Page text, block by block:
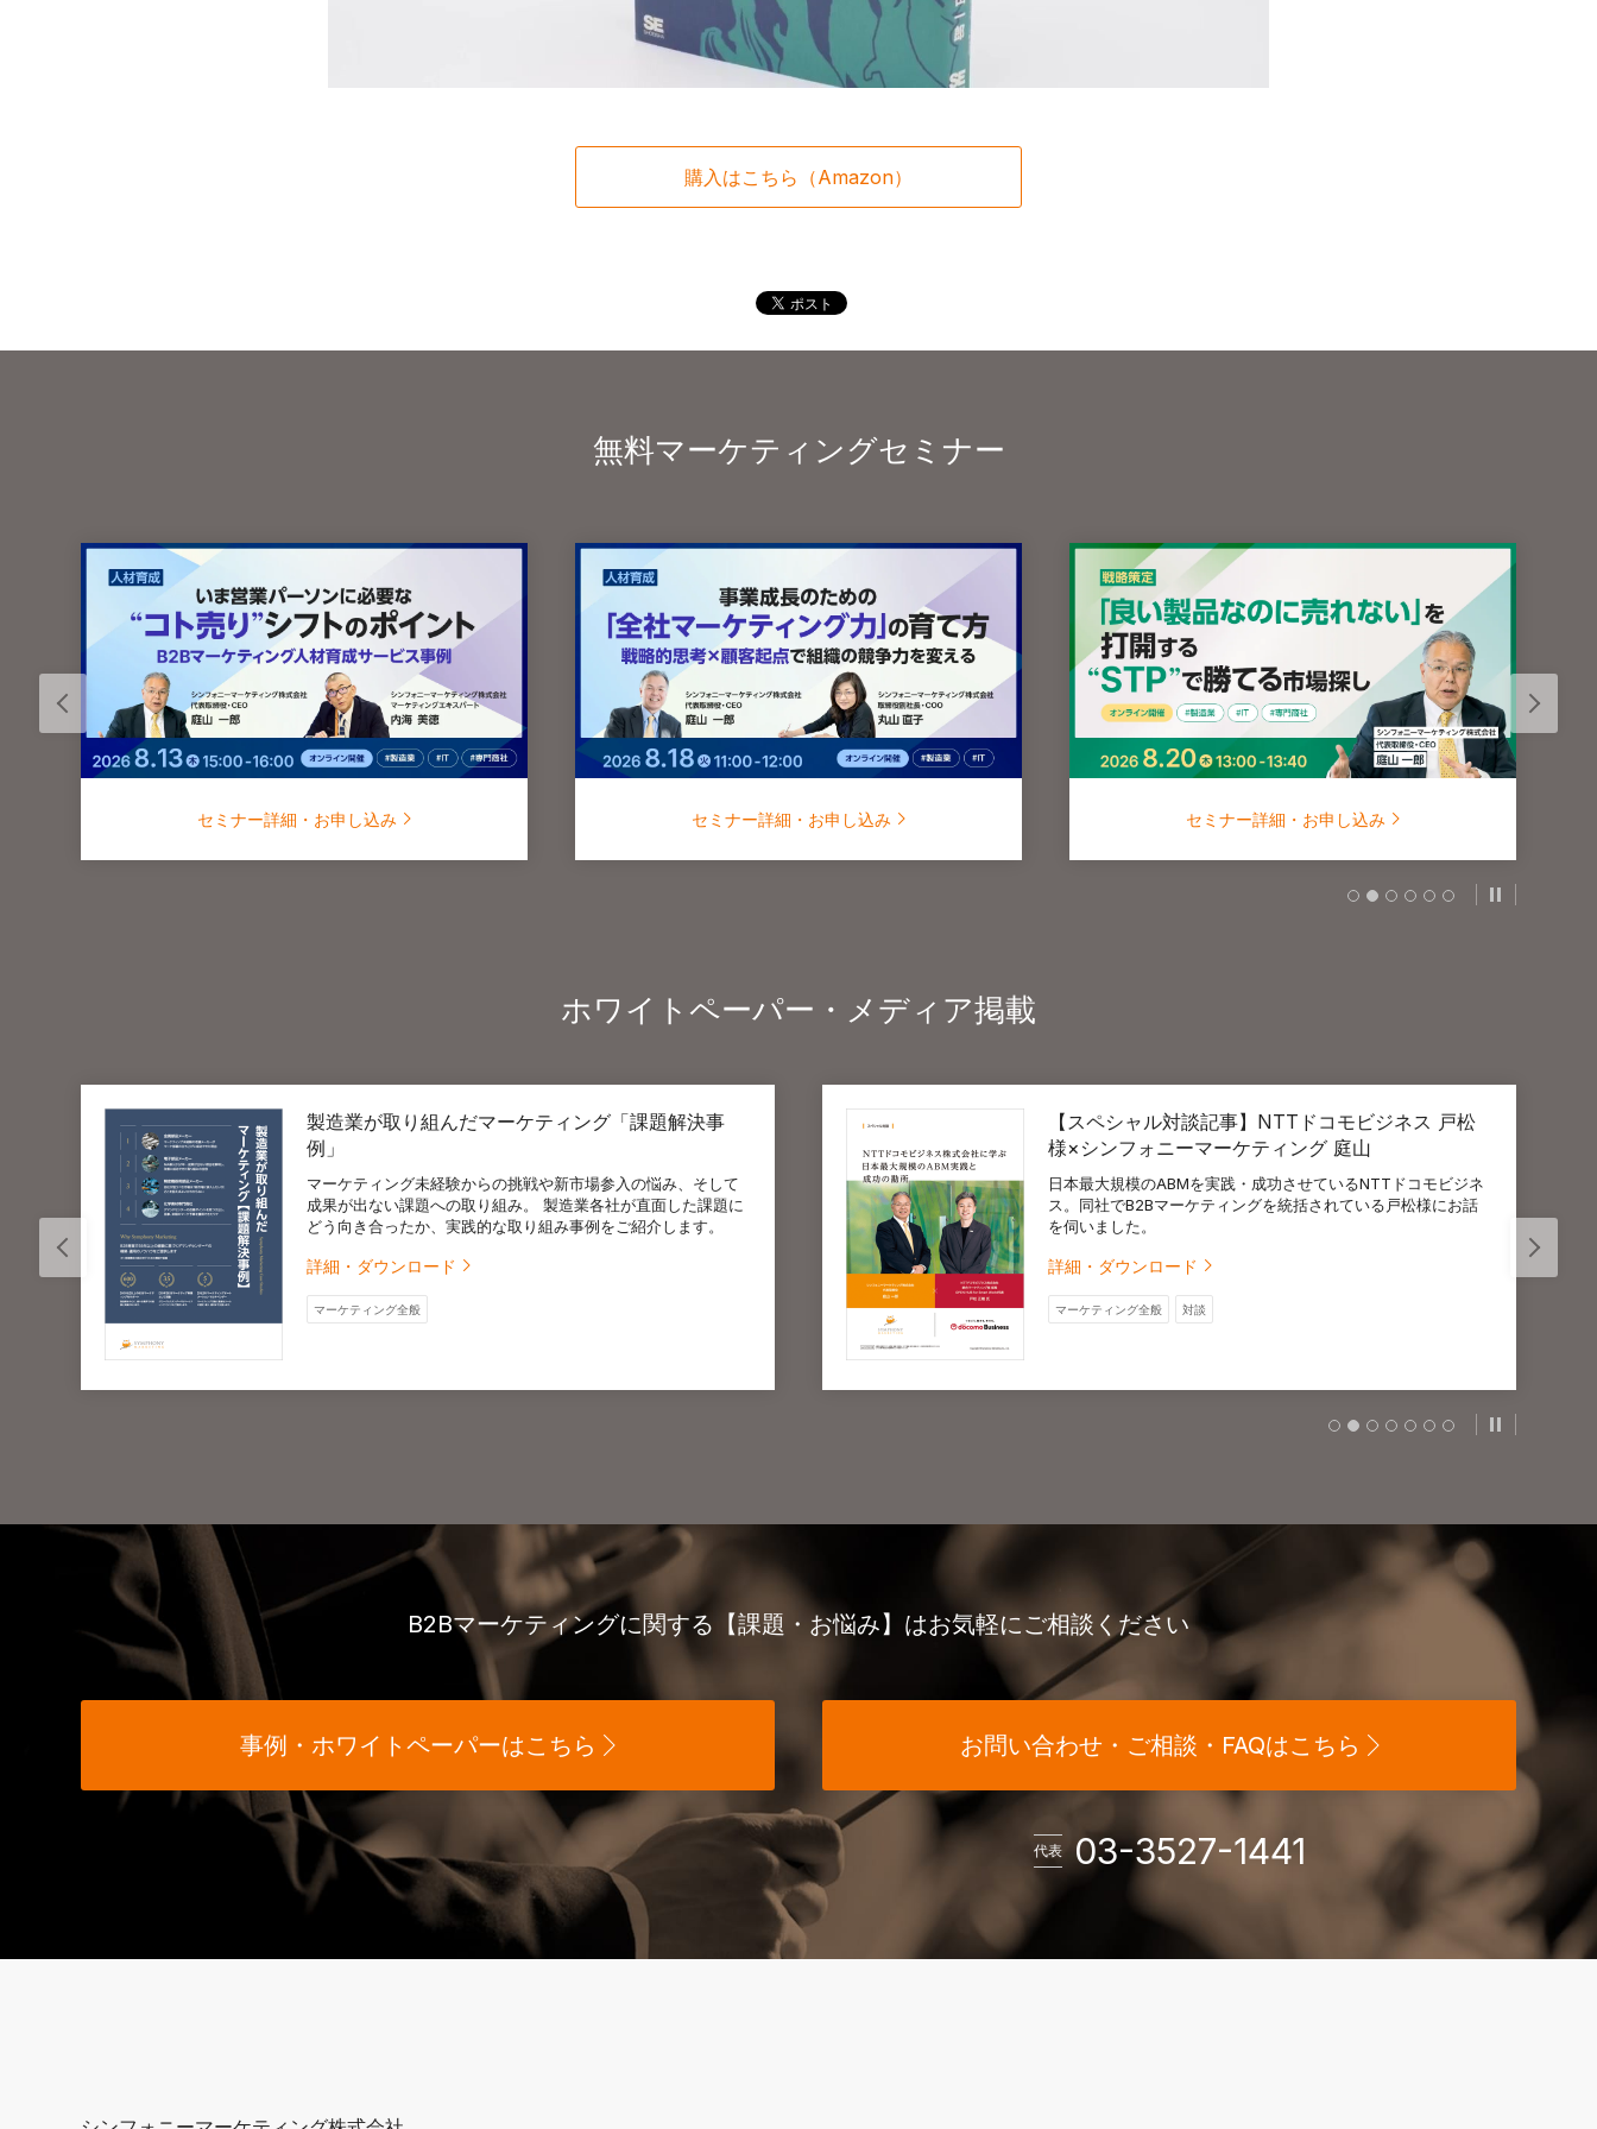
購入はこちら（Amazon）
無料マーケティングセミナー
セミナー詳細・お申し込み セミナー詳細・お申し込み セミナー詳細・お申し込み
ホワイトペーパー・メディア掲載
製造業が取り組んだマーケティング「課題解決事
例」
マーケティング未経験からの挑戦や新市場参入の悩み、そして
成果が出ない課題への取り組み。 製造業各社が直面した課題に
どう向き合ったか、実践的な取り組み事例をご紹介します。
詳細・ダウンロード
マーケティング全般
【スペシャル対談記事】NTTドコモビジネス 戸松
様×シンフォニーマーケティング 庭山
日本最大規模のABMを実践・成功させているNTTドコモビジネ
ス。同社でB2Bマーケティングを統括されている戸松様にお話
を伺いました。
詳細・ダウンロード
マーケティング全般 対談
B2Bマーケティングに関する 【課題・お悩み】はお気軽にご相談ください
事例・ホワイトペーパーはこちら お問い合わせ・ご相談・FAQはこちら
代表 03-3527-1441